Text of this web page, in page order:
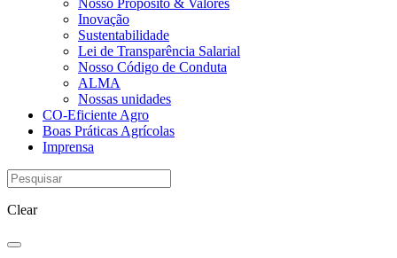
Nosso Propósito & Valores
Inovação
Sustentabilidade
Lei de Transparência Salarial
Nosso Código de Conduta
ALMA
Nossas unidades
CO-Eficiente Agro
Boas Práticas Agrícolas
Imprensa
Clear